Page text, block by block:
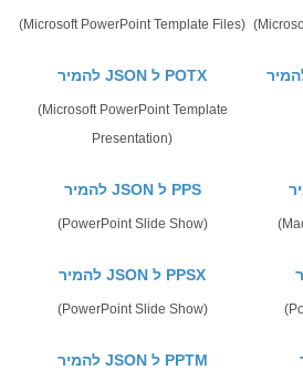
(Microsoft PowerPoint Template Files)
להמיר JSON ל POTX
(Microsoft PowerPoint Template
Presentation)
להמיר JSON ל PPS
(PowerPoint Slide Show)
להמיר JSON ל PPSX
(PowerPoint Slide Show)
להמיר JSON ל PPTM